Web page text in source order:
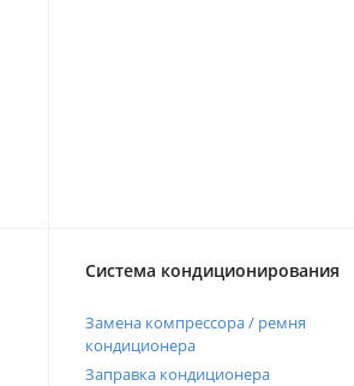
Система кондиционирования
Замена компрессора / ремня
кондиционера
Заправка кондиционера